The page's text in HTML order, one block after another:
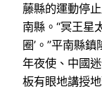
藤縣的運動停
南縣。“冥王星
圈’。”平南縣
年夜使、中國
板有眼地講授